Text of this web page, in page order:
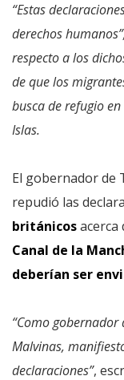
“Estas
derechos
respecto a los
de que los
busca de refugio
Islas.
El gobernador de
repudió las
británicosacerca
Canal de la
deberían ser
“Como
Malvinas,
declaraciones”,